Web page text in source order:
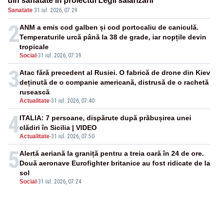
Sanatate·31 iul. 2026, 07:29
2
Social -31 iul. 2026, 07:39
ANM a emis cod galben și cod portocaliu de caniculă.
Temperaturile urcă până la 38 de grade, iar nopțile devin
tropicale
3
Actualitate-31 iul. 2026, 07:40
Atac fără precedent al Rusiei. O fabrică de drone din Kiev
deținută de o companie americană, distrusă de o rachetă
rusească
4Actualitate-31 iul. 2026, 07:50
ITALIA: 7 persoane, dispărute după prăbușirea unei
clădiri în Sicilia | VIDEO
5
Social -31 iul. 2026, 07:24
Alertă aeriană la graniță pentru a treia oară în 24 de ore.
Două aeronave Eurofighter britanice au fost ridicate de la
sol